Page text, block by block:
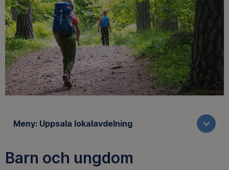
Meny: Uppsala lokalavdelning
Barn och ungdom